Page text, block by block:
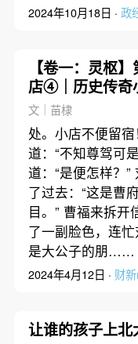
2024年10月18日 · 政
【卷一：灵枢
店④｜历史传奇
幡》
文｜苗棣
处。小店不便留宿
道：“不知尊驾可
道：“是便怎样？”
了过去：“这是曹
目。” 曹福来拆
了一副脸色，连
是大公子的朋……
2024年4月12日 · 财
让谁的孩子上北